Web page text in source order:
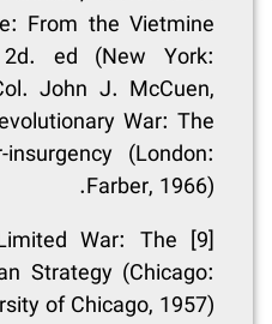
From the Vietmine
ed (New York:
John J. McCuen,
War: The
(London:
Farber, 1966).
[9]
War: The
Strategy (Chicago:
of Chicago, 1957)